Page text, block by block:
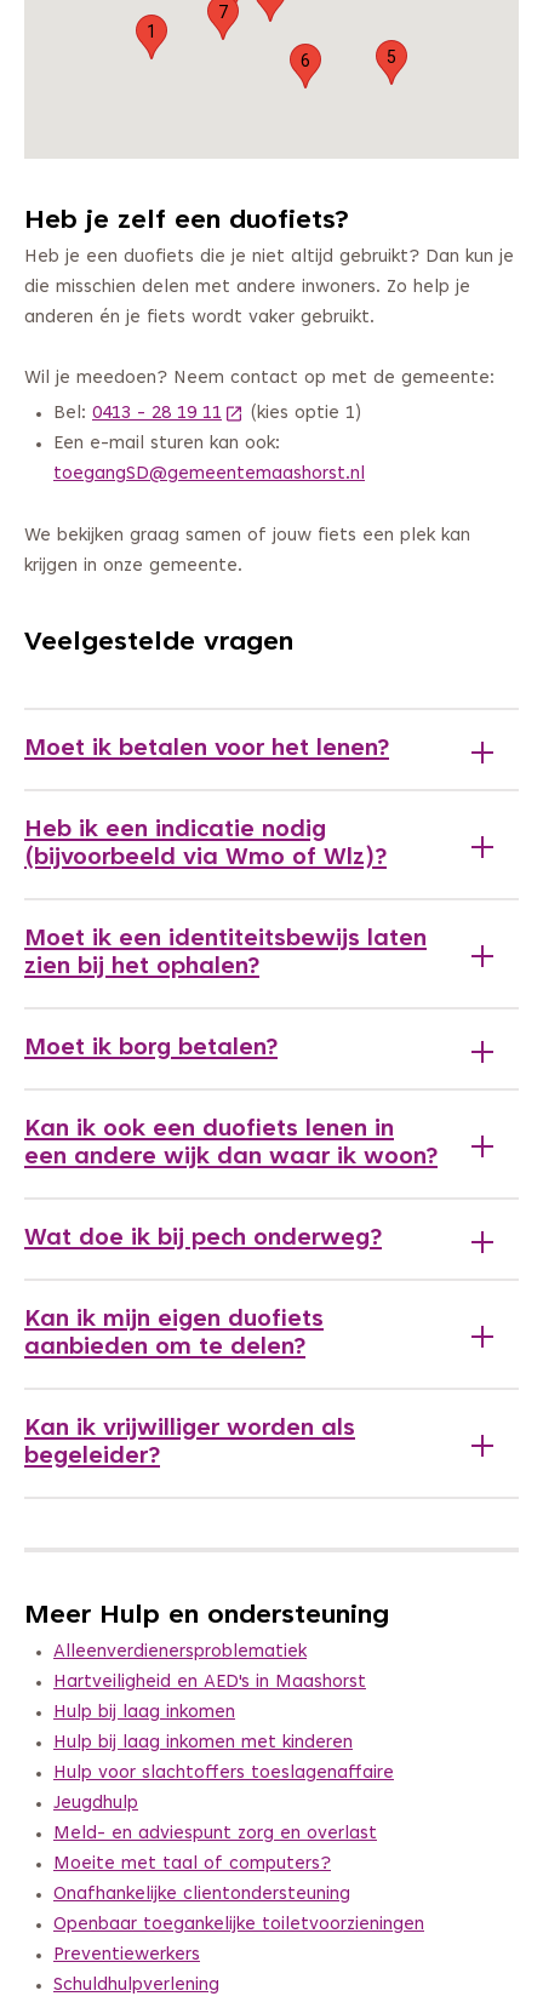
1
5
6
7
Heb je zelf een duofiets?
Heb je een duofiets die je niet altijd gebruikt? Dan kun je
die misschien delen met andere inwoners. Zo help je
anderen én je fiets wordt vaker gebruikt.
Wil je meedoen? Neem contact op met de gemeente:
Bel: 0413 - 28 19 11 (Deze link gaat naar een andere
(kies optie 1)
Een e-mail sturen kan ook:
toegangSD@gemeentemaashorst.nl
We bekijken graag samen of jouw fiets een plek kan
krijgen in onze gemeente.
Veelgestelde vragen
Moet ik betalen voor het lenen?
Heb ik een indicatie nodig
(bijvoorbeeld via Wmo of Wlz)?
Moet ik een identiteitsbewijs laten
zien bij het ophalen?
Moet ik borg betalen?
Kan ik ook een duofiets lenen in
een andere wijk dan waar ik woon?
Wat doe ik bij pech onderweg?
Kan ik mijn eigen duofiets
aanbieden om te delen?
Kan ik vrijwilliger worden als
begeleider?
Meer Hulp en ondersteuning
Alleenverdienersproblematiek
Hartveiligheid en AED's in Maashorst
Hulp bij laag inkomen
Hulp bij laag inkomen met kinderen
Hulp voor slachtoffers toeslagenaffaire
Jeugdhulp
Meld- en adviespunt zorg en overlast
Moeite met taal of computers?
Onafhankelijke clientondersteuning
Openbaar toegankelijke toiletvoorzieningen
Preventiewerkers
Schuldhulpverlening